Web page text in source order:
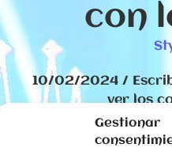
Gestionar
con
10/02/2024 /
ver los
Este contenido
contraseña.